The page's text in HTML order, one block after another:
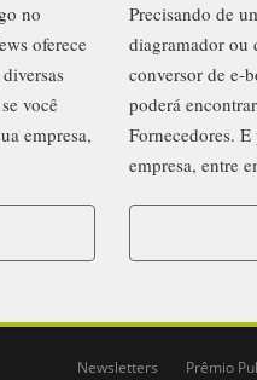
no
oferece
você
empresa,
Precisando de
diagramador ou
conversor de e-
poderá
Fornecedores.
empresa, entre
Newsletters Prêmio